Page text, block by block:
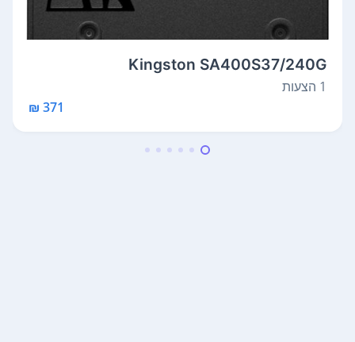
Kingston SA400S37/240G
1 הצעות
371 ₪